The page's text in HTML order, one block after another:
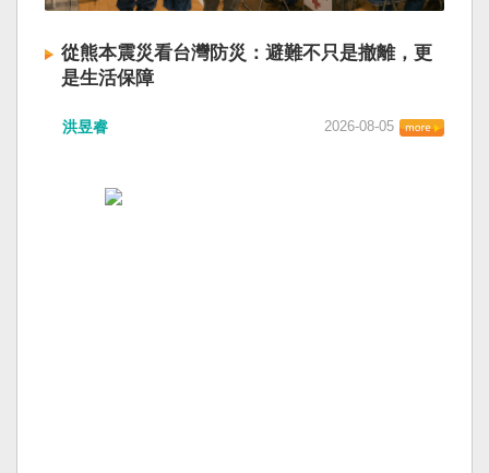
從熊本震災看台灣防災：避難不只是撤離，更
是生活保障
洪昱睿 2026-08-05